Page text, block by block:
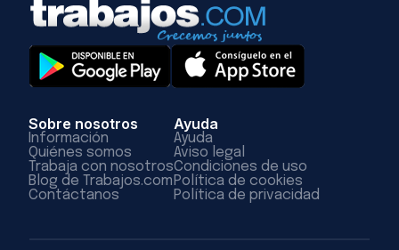
Sobre nosotros
Información
Quiénes somos
Trabaja con nosotros
Blog de Trabajos.com
Contáctanos
Ayuda
Ayuda
Aviso legal
Condiciones de uso
Política de cookies
Política de privacidad